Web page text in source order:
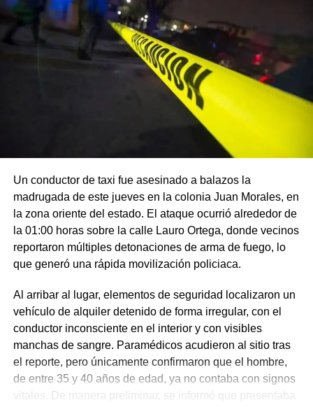
Un conductor de taxi fue asesinado a balazos la
madrugada de este jueves en la colonia Juan Morales, en
la zona oriente del estado. El ataque ocurrió alrededor de
la 01:00 horas sobre la calle Lauro Ortega, donde vecinos
reportaron múltiples detonaciones de arma de fuego, lo
que generó una rápida movilización policiaca.
Al arribar al lugar, elementos de seguridad localizaron un
vehículo de alquiler detenido de forma irregular, con el
conductor inconsciente en el interior y con visibles
manchas de sangre. Paramédicos acudieron al sitio tras
el reporte, pero únicamente confirmaron que el hombre,
de entre 35 y 40 años de edad, ya no contaba con signos
vitales. De manera preliminar, se informó que presentaba